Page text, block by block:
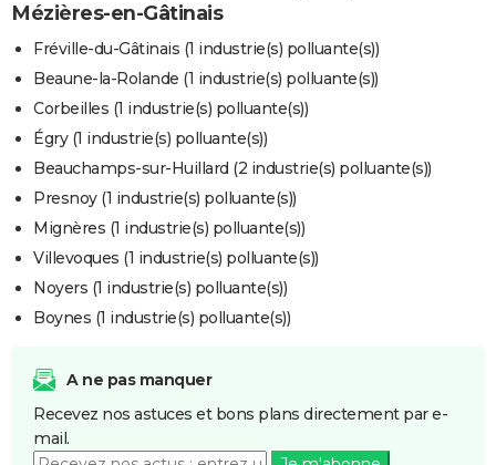
COPAINS D'AVANT
AVIS DE DÉCÈS
FORUM
Bricolage
Lifestyle
Culture
Auto
Television
Voyage
Cinema
Mézières-en-Gâtinais
Fréville-du-Gâtinais (1 industrie(s) polluante(s))
Beaune-la-Rolande (1 industrie(s) polluante(s))
Corbeilles (1 industrie(s) polluante(s))
Égry (1 industrie(s) polluante(s))
Beauchamps-sur-Huillard (2 industrie(s) polluante(s))
Presnoy (1 industrie(s) polluante(s))
Mignères (1 industrie(s) polluante(s))
Villevoques (1 industrie(s) polluante(s))
Noyers (1 industrie(s) polluante(s))
Boynes (1 industrie(s) polluante(s))
A ne pas manquer
Recevez nos astuces et bons plans directement par e-
mail.